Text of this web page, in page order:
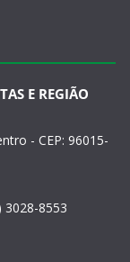
E REGIÃO
- CEP: 96015-
3028-8553